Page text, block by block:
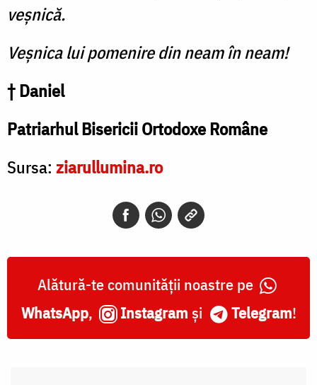
veșnică.
Veșnica lui pomenire din neam în neam!
† Daniel
Patriarhul Bisericii Ortodoxe Române
Sursa: ziarullumina.ro
Alătură-te comunității noastre pe
WhatsApp, Instagram și Telegram!